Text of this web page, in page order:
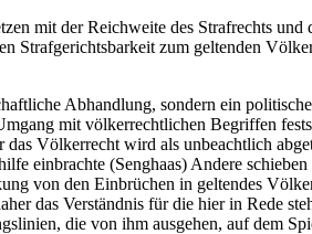
mit der Reichweite des Strafrechts
Strafgerichtsbarkeit zum geltenden
Abhandlung, sondern ein
mit völkerrechtlichen Begriffen
Völkerrecht wird als unbeachtlich
einbrachte (Senghaas) Andere
von den Einbrüchen in geltendes
das Verständnis für die hier in Rede
die von ihm ausgehen, auf dem